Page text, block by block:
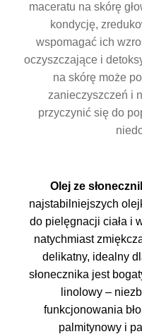
maceratu na skórę
kondycję,
wspomagać ich
oczyszczające i
na skórę może
zanieczyszczeń i
przyczynić się do
Olej ze
najstabilniejszych
do pielęgnacji ciała i
natychmiast
delikatny, idealny
słonecznika jest
linolowy –
funkcjonowania
palmitynowy i